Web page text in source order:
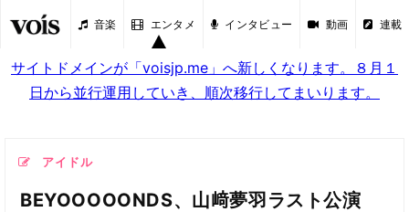
音楽 エンタメ インタビュー 動画 連載
サイトドメインが「voisjp.me」へ新しくなります。８月１
日から並行運用していき、順次移行してまいります。
アイドル
BEYOOOOONDS、山﨑夢羽ラスト公演